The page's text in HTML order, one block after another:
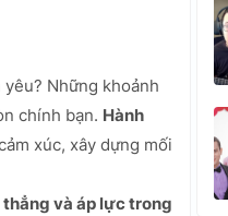
Những khoảnh
chính bạn. Hành
xúc, xây dựng mối
thẳng và áp lực trong